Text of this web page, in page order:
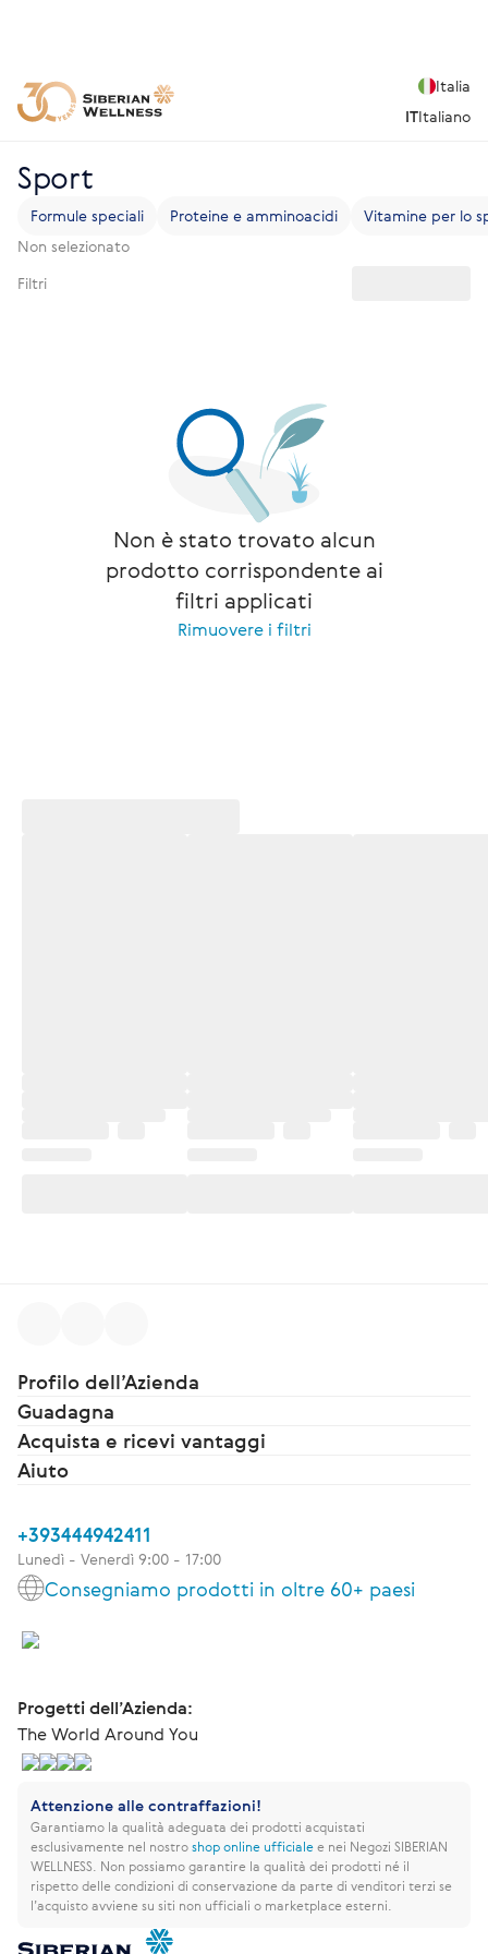
Italia
ITItaliano
Sport
Formule speciali Proteine e amminoacidi
Vitamine per lo
Non selezionato
Filtri
Non è stato trovato alcun
prodotto corrispondente ai
filtri applicati
Rimuovere i filtri
Profilo dell’Azienda
Guadagna
Acquista e ricevi vantaggi
Aiuto
+393444942411
Lunedì - Venerdì 9:00 - 17:00
Consegniamo prodotti in oltre 60+ paesi
Progetti dell’Azienda:
The World Around You
Attenzione alle contraffazioni!
Garantiamo la qualità adeguata dei prodotti acquistati
esclusivamente nel nostroshop online ufficialee nei Negozi SIBERIAN
WELLNESS. Non possiamo garantire la qualità dei prodotti né il
rispetto delle condizioni di conservazione da parte di venditori terzi se
l’acquisto avviene su siti non ufficiali o marketplace esterni.